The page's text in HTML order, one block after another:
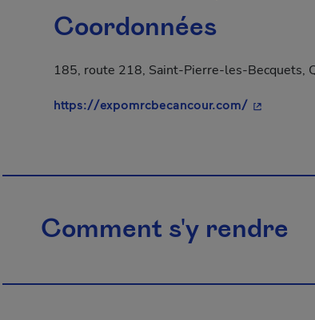
Coordonnées
185, route 218, Saint-Pierre-les-Becquets,
https://expomrcbecancour.com/- Cet
Comment s'y rendre